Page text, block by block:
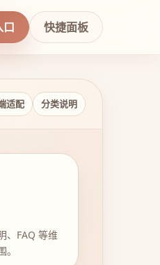
口 快捷面板
适配 分类说明
、FAQ 等维